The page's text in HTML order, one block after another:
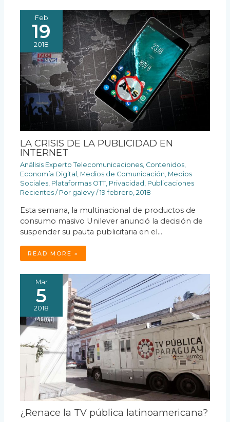
Feb
19
2018
LA CRISIS DE LA PUBLICIDAD EN
INTERNET
Análisis Experto Telecomunicaciones, Contenidos,
Economía Digital , Medios de Comunicación, Medios
Sociales, Plataformas OTT, Privacidad , Publicaciones
Recientes / Por galevy/19 febrero, 2018
Esta semana, la multinacional de productos de
consumo masivo Unilever anunció la decisión de
suspender su pauta publicitaria en el…
READ MORE »
Mar
5
2018
¿Renace la TV pública latinoamericana?